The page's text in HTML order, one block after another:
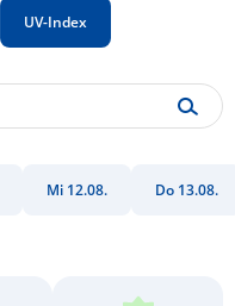
UV-Index
Mi 12.08. Do 13.08.